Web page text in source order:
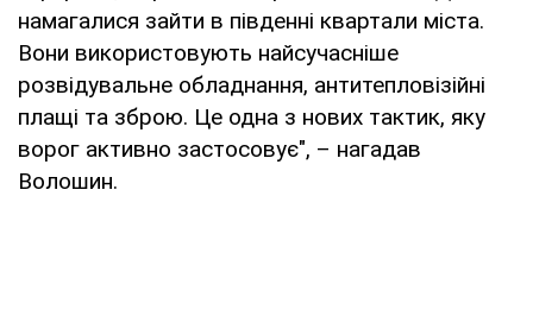
намагалися зайти в південні квартали міста.
Вони використовують найсучасніше
розвідувальне обладнання, антитепловізійні
плащі та зброю. Це одна з нових тактик, яку
ворог активно застосовує", – нагадав
Волошин.